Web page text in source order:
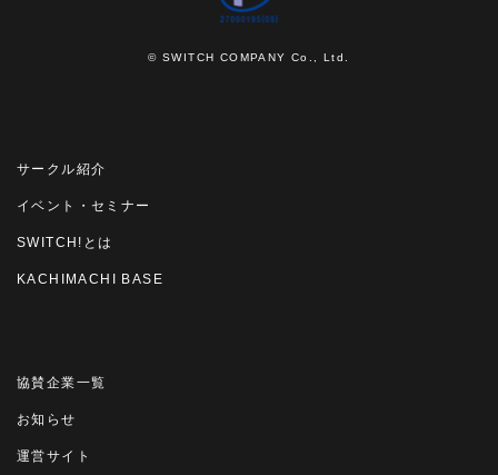
© SWITCH COMPANY Co., Ltd.
サークル紹介
イベント・セミナー
SWITCH!とは
KACHIMACHI BASE
協賛企業一覧
お知らせ
運営サイト